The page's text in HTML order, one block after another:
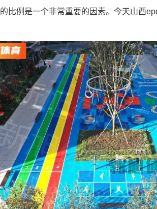
比例是一个非常重要的因素。今天山西